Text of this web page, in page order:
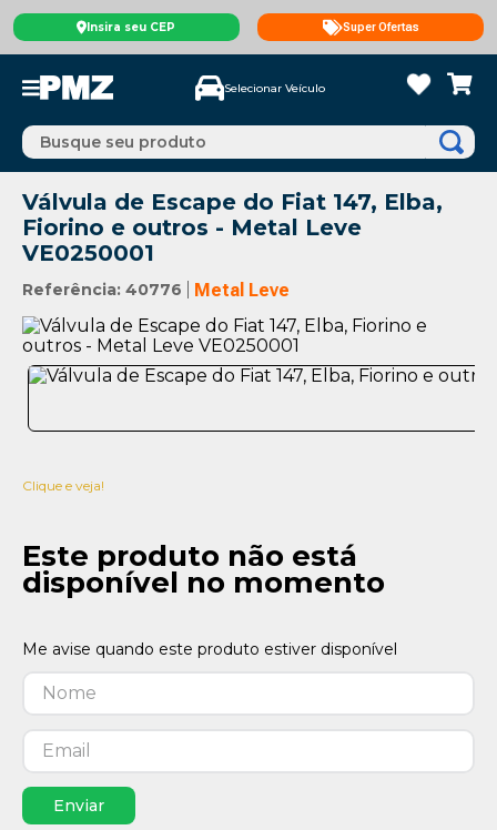
Insira seu CEP Super Ofertas
Selecionar Veículo
Busque seu produto
Válvula de Escape do Fiat 147, Elba,
Fiorino e outros - Metal Leve
VE0250001
Referência: 40776 Metal Leve
Clique e veja!
Este produto não está
disponível no momento
Enviar